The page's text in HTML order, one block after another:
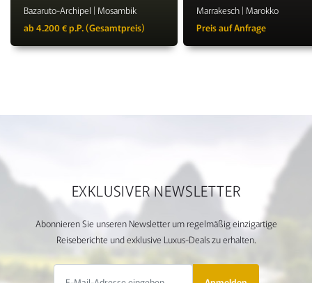
Bazaruto-Archipel | Mosambik
ab 4.200 € p.P. (Gesamtpreis)
Marrakesch | Marokko
Preis auf Anfrage
EXKLUSIVER NEWSLETTER
Abonnieren Sie unseren Newsletter um regelmäßig einzigartige
Reiseberichte und exklusive Luxus-Deals zu erhalten.